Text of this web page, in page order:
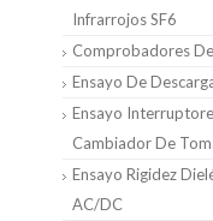
Infrarrojos SF6
Comprobadores
Ensayo De
Ensayo
Cambiador De
Ensayo Rigidez
AC/DC